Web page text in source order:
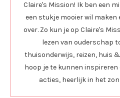
Claire's Mission! Ik ben een
een stukje mooier wil maken
over. Zo kun je op Claire's
lezen van ouderschap
thuisonderwijs, reizen, huis
hoop je te kunnen inspireren
acties, heerlijk in het